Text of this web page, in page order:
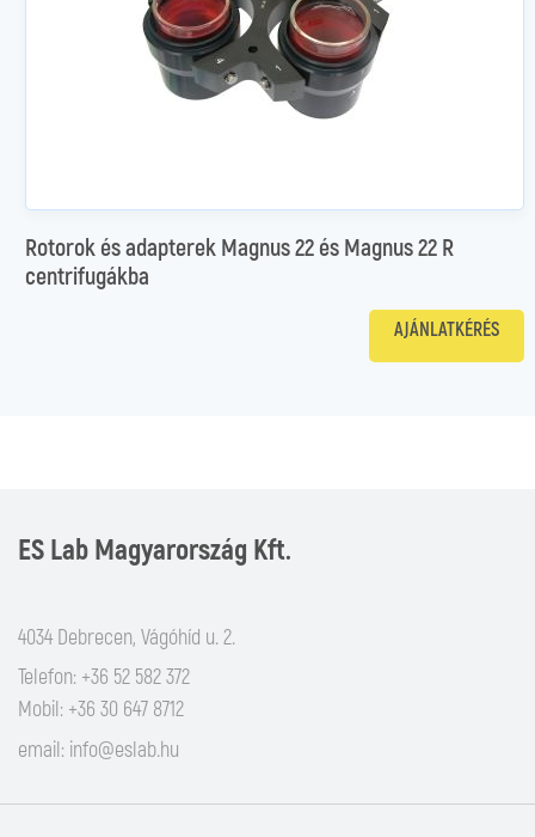
Rotorok és adapterek Magnus 22 és Magnus 22 R
centrifugákba
AJÁNLATKÉRÉS
ES Lab Magyarország Kft.
4034 Debrecen, Vágóhíd u. 2.
Telefon: +36 52 582 372
Mobil: +36 30 647 8712
email: info@eslab.hu